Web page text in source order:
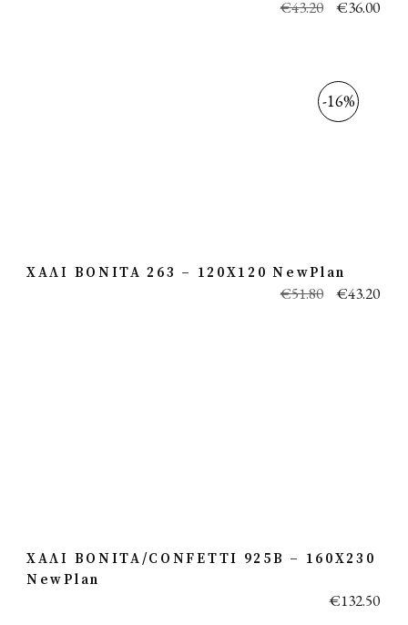
€43.20 €36.00
-16%
ΧΑΛΙ BONITA 263 – 120X120 NewPlan
€51.80 €43.20
ΧΑΛΙ BONITA/CONFETTI 925B – 160X230
NewPlan
€132.50